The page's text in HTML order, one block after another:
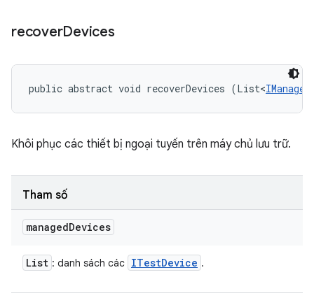
recoverDevices
public abstract void recoverDevices (List<
Khôi phục các thiết bị ngoại tuyến trên máy chủ lưu trữ.
Tham số
managedDevices
List : danh sách các ITestDevice .